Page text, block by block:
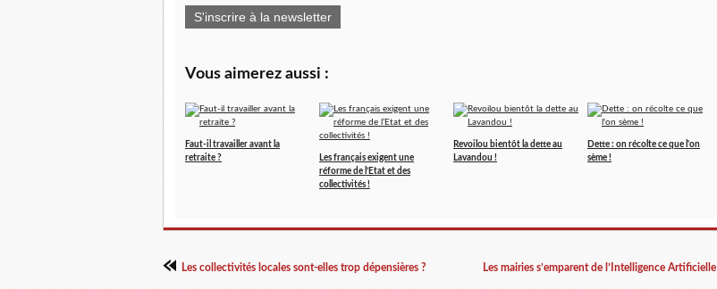
S'inscrire à la newsletter
Vous aimerez aussi :
Faut-il travailler avant la
retraite ?
Les français exigent une
réforme de l’Etat et des
collectivités !
Revoilou bientôt la dette au
Lavandou !
Dette : on récolte ce que l'on
sème !
Les collectivités locales sont-elles trop dépensières ? Les mairies s’emparent de l’Intelligence Artificielle